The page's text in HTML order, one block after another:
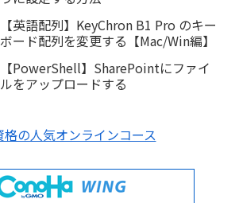
【英語配列】KeyChron B1 Pro のキー
ボード配列を変更する【Mac/Win編】
【PowerShell】SharePointにファイ
ルをアップロードする